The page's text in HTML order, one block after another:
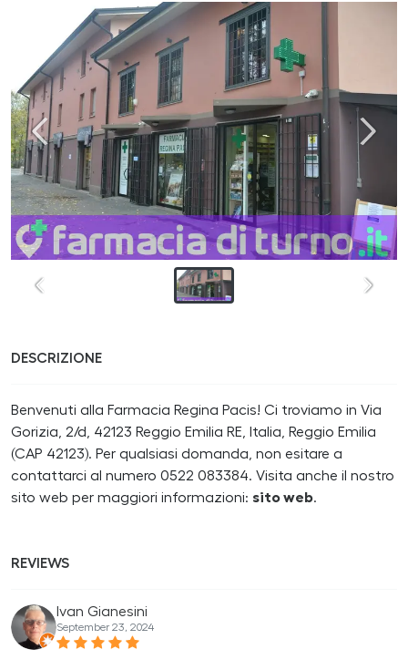
DESCRIZIONE
Benvenuti alla Farmacia Regina Pacis! Ci troviamo in Via
Gorizia, 2/d, 42123 Reggio Emilia RE, Italia, Reggio Emilia
(CAP 42123). Per qualsiasi domanda, non esitare a
contattarci al numero 0522 083384. Visita anche il nostro
sito web per maggiori informazioni: sito web.
REVIEWS
Ivan Gianesini
September 23, 2024